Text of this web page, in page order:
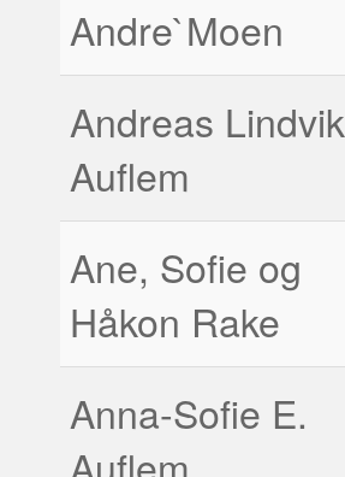
Andre`Moen
Andreas Lindvik
Auflem
Ane, Sofie og
Håkon Rake
Anna-Sofie E.